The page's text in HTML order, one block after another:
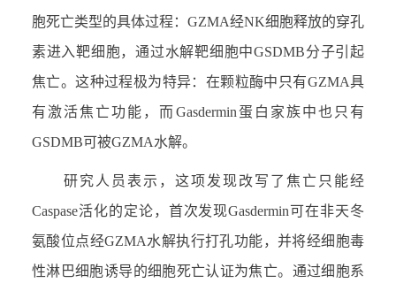
胞死亡类型的具体过程：GZMA经NK细胞释放的穿孔
素进入靶细胞，通过水解靶细胞中GSDMB分子引起
焦亡。这种过程极为特异：在颗粒酶中只有GZMA具
有激活焦亡功能，而Gasdermin蛋白家族中也只有
GSDMB可被GZMA水解。
研究人员表示，这项发现改写了焦亡只能经
Caspase活化的定论，首次发现Gasdermin可在非天冬
氨酸位点经GZMA水解执行打孔功能，并将经细胞毒
性淋巴细胞诱导的细胞死亡认证为焦亡。通过细胞系